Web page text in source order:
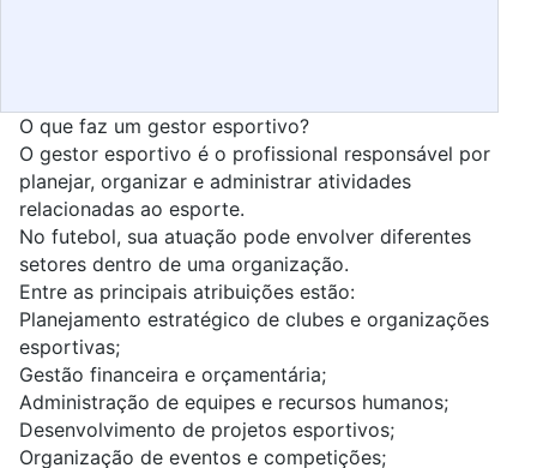
O que faz um gestor esportivo?
O gestor esportivo é o profissional responsável por
planejar, organizar e administrar atividades
relacionadas ao esporte.
No futebol, sua atuação pode envolver diferentes
setores dentro de uma organização.
Entre as principais atribuições estão:
Planejamento estratégico de clubes e organizações
esportivas;
Gestão financeira e orçamentária;
Administração de equipes e recursos humanos;
Desenvolvimento de projetos esportivos;
Organização de eventos e competições;